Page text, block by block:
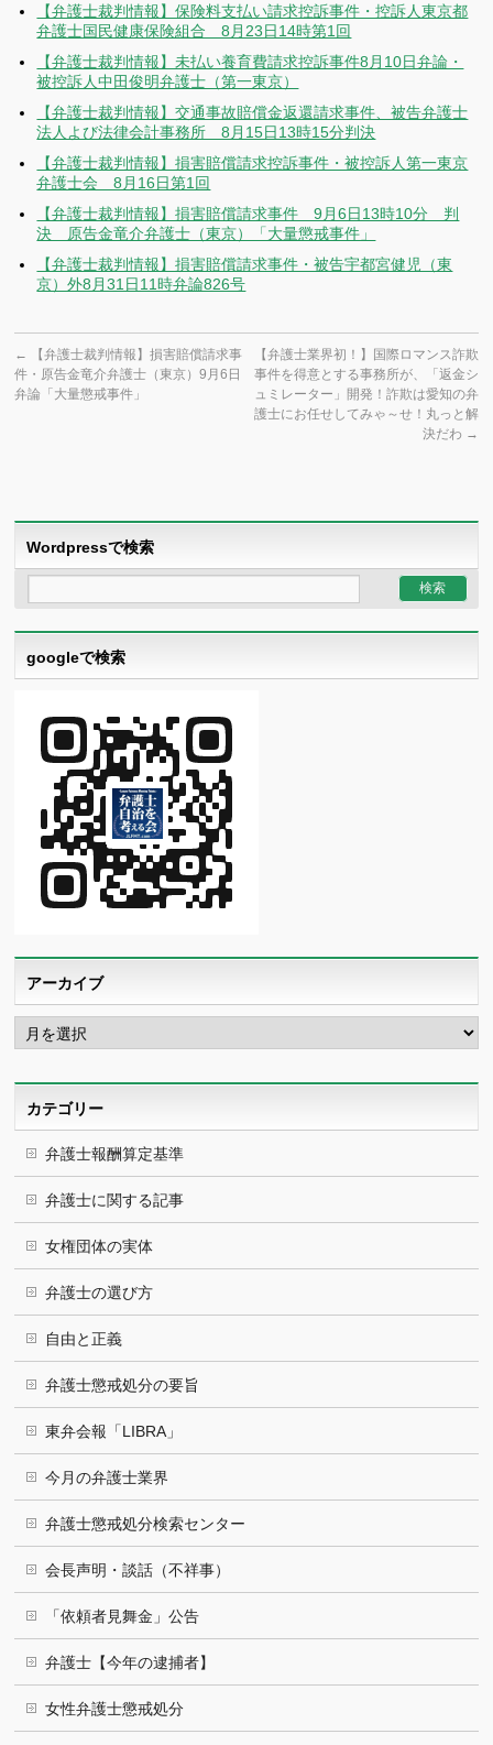
【弁護士裁判情報】保険料支払い請求控訴事件・控訴人東京都
弁護士国民健康保険組合 8月23日14時第1回
【弁護士裁判情報】未払い養育費請求控訴事件8月10日弁論・
被控訴人中田俊明弁護士（第一東京）
【弁護士裁判情報】交通事故賠償金返還請求事件、被告弁護士
法人よび法律会計事務所 8月15日13時15分判決
【弁護士裁判情報】損害賠償請求控訴事件・被控訴人第一東京
弁護士会 8月16日第1回
【弁護士裁判情報】損害賠償請求事件 9月6日13時10分 判
決 原告金竜介弁護士（東京）「大量懲戒事件」
【弁護士裁判情報】損害賠償請求事件・被告宇都宮健児（東
京）外8月31日11時弁論826号
←
【弁護士裁判情報】損害賠償請求事
件・原告金竜介弁護士（東京）9月6日
弁論「大量懲戒事件」
【弁護士業界初！】国際ロマンス詐欺
事件を得意とする事務所が、「返金シ
ュミレーター」開発！詐欺は愛知の弁
護士にお任せしてみゃ～せ！丸っと解
決だわ →
Wordpressで検索
googleで検索
アーカイブ
ア
ー
カ
カテゴリー
弁護士報酬算定基準
弁護士に関する記事
女権団体の実体
弁護士の選び方
自由と正義
弁護士懲戒処分の要旨
東弁会報「LIBRA」
今月の弁護士業界
弁護士懲戒処分検索センター
会長声明・談話（不祥事）
「依頼者見舞金」公告
弁護士【今年の逮捕者】
女性弁護士懲戒処分